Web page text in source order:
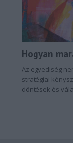
Hogyan
Az egyediség
stratégiai kényszer. A személyes márka
döntések és